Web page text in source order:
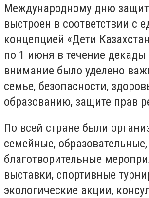
Международному дню
выстроен в соответствии с
концепцией «Дети
по 1 июня в течение декады
внимание было уделено
семье, безопасности,
образованию, защите прав
По всей стране были
семейные, образовательные,
благотворительные
выставки, спортивные
экологические акции,